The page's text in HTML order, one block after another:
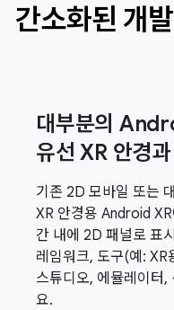
간소화된 개발
대부분의
유선 XR 안경
기존 2D 모바일 또는
XR 안경용 Android
간 내에 2D 패널로 표
레임워크, 도구(예:
스튜디오, 에뮬레이터,
요.